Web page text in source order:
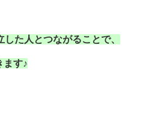
た人とつながることで、
ます♪